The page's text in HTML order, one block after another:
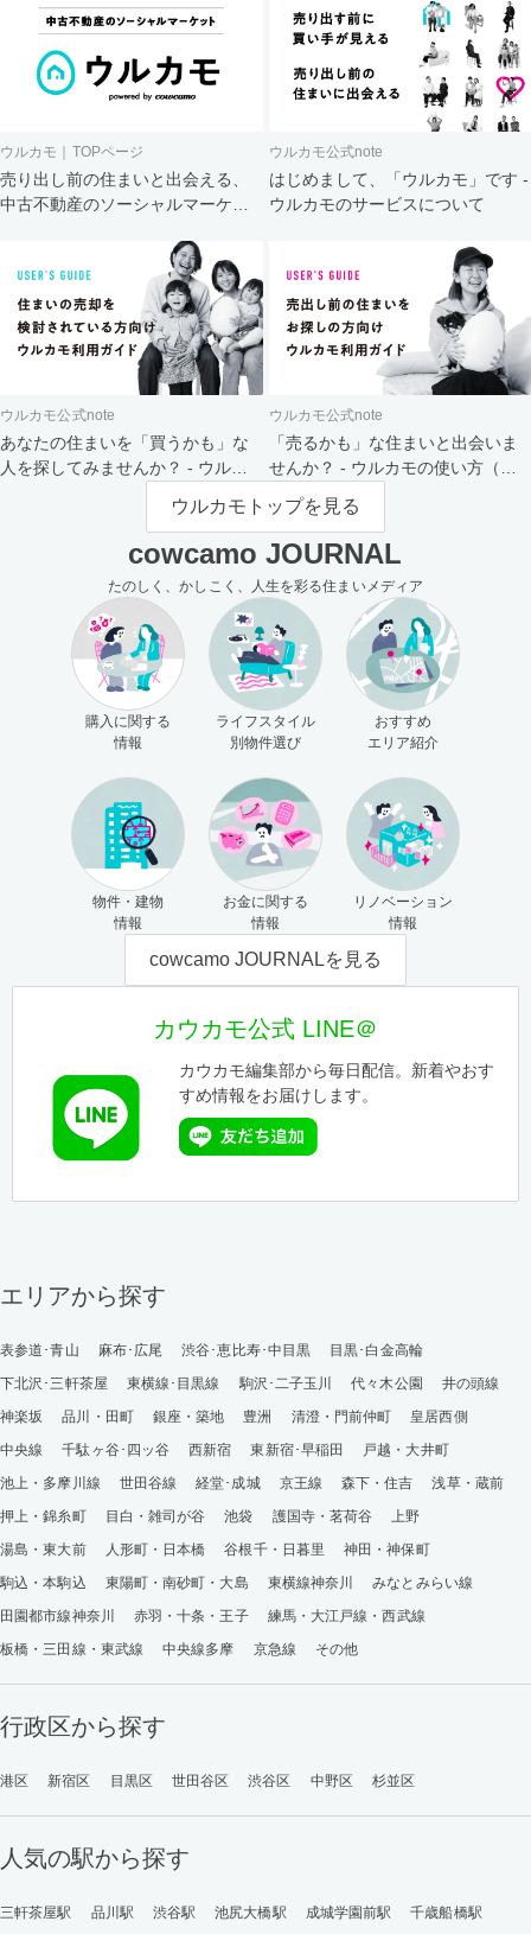
ウルカモ｜TOPページ
売り出し前の住まいと出会える、
中古不動産のソーシャルマーケッ
ウルカモ公式note
はじめまして、「ウルカモ」です -
ウルカモのサービスについて
ウルカモ公式note
あなたの住まいを「買うかも」な
人を探してみませんか？ - ウルカ
ウルカモ公式note
「売るかも」な住まいと出会いま
せんか？ - ウルカモの使い方（買
主さま向け）
ウルカモトップを見る
cowcamo JOURNAL
たのしく、かしこく、人生を彩る住まいメディア
購入に関する
情報
ライフスタイル
別物件選び
おすすめ
エリア紹介
物件・建物
情報
お金に関する
情報
リノベーション
情報
cowcamo JOURNALを見る
カウカモ公式 LINE＠
カウカモ編集部から毎日配信。新着やおす
すめ情報をお届けします。
エリアから探す
表参道･青山 麻布･広尾 渋谷･恵比寿･中目黒
目黒･白金高輪
下北沢･三軒茶屋
東横線･目黒線 駒沢･二子玉川 代々木公園
井の頭線
神楽坂
品川・田町 銀座・築地 豊洲 清澄・門前仲町
皇居西側
中央線
千駄ヶ谷･四ッ谷 西新宿 東新宿･早稲田
戸越・大井町
池上・多摩川線
世田谷線 経堂･成城 京王線 森下・住吉
浅草・蔵前
押上・錦糸町
目白・雑司が谷 池袋 護国寺・茗荷谷
上野
湯島・東大前
人形町・日本橋 谷根千・日暮里
神田・神保町
駒込・本駒込
東陽町・南砂町・大島 東横線神奈川
みなとみらい線
田園都市線神奈川
赤羽・十条・王子
練馬・大江戸線・西武線
板橋・三田線・東武線
中央線多摩 京急線 その他
行政区から探す
港区 新宿区 目黒区 世田谷区 渋谷区 中野区 杉並区
人気の駅から探す
三軒茶屋駅 品川駅 渋谷駅 池尻大橋駅 成城学園前駅
千歳船橋駅